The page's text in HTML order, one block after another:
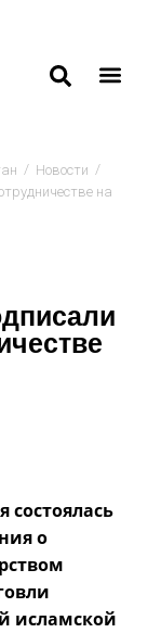
/ Новости /
на
состоялась
о
исламской